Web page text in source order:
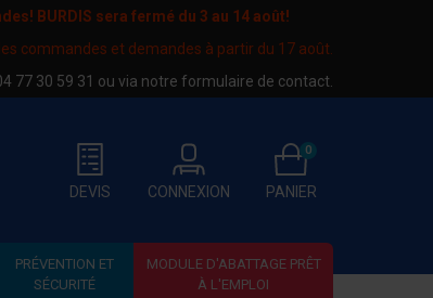
BURDIS sera fermé du 3 au 14 août!
commandes et demandes à partir du 17 août.
77 30 59 31 ou via notre formulaire de contact
DEVIS CONNEXION PANIER
0
PRÉVENTION ET
SÉCURITÉ
MODULE D'ABATTAGE PRÊT
À L'EMPLOI